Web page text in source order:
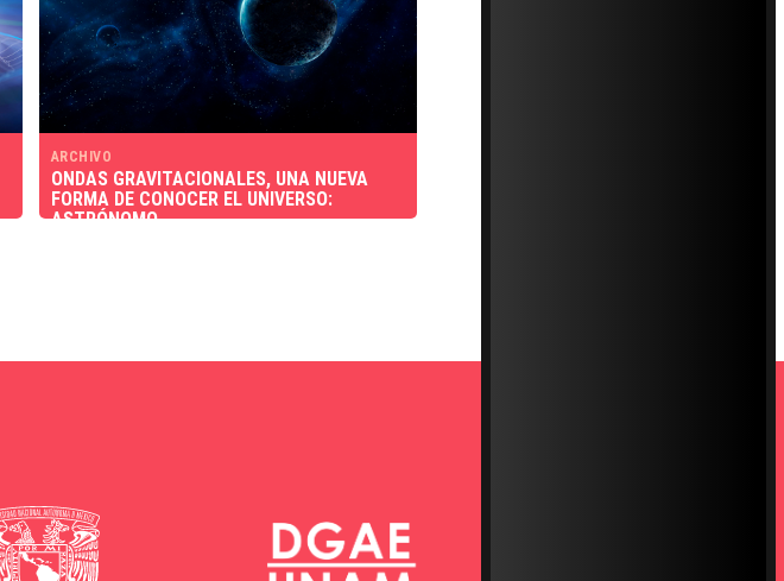
ARCHIVO
ONDAS GRAVITACIONALES, UNA NUEVA
FORMA DE CONOCER EL UNIVERSO:
ASTRÓNOMO